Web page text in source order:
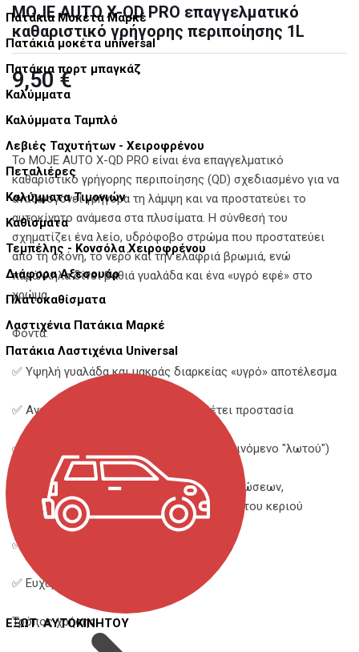
Πατάκια Μοκέτα Μαρκέ
Πατάκια μοκέτα universal
Πατάκια πορτ μπαγκάζ
Καλύμματα
Καλύμματα Ταμπλό
Λεβιές Ταχυτήτων - Χειροφρένου
Πεταλιέρες
Καλύμματα Τιμονιών
Καθίσματα
Τεμπέλης - Κονσόλα Χειροφρένου
Διάφορα Αξεσουάρ
Πλατοκαθίσματα
Λαστιχένια Πατάκια Μαρκέ
Πατάκια Λαστιχένια Universal
ΕΞΩΤ. ΑΥΤΟΚΙΝΗΤΟΥ
MOJE AUTO X-QD PRO επαγγελματικό
καθαριστικό γρήγορης περιποίησης 1L
9,50 €
Το MOJE AUTO X-QD PRO είναι ένα επαγγελματικό
καθαριστικό γρήγορης περιποίησης (QD) σχεδιασμένο για να
αναζωογονεί γρήγορα τη λάμψη και να προστατεύει το
αυτοκίνητο ανάμεσα στα πλυσίματα. Η σύνθεσή του
σχηματίζει ένα λείο, υδρόφοβο στρώμα που προστατεύει
από τη σκόνη, το νερό και την ελαφριά βρωμιά, ενώ
παράλληλα δίνει βαθιά γυαλάδα και ένα «υγρό εφέ» στο
χρώμα.
Φόντα:
✅ Υψηλή γυαλάδα και μακράς διαρκείας «υγρό» αποτέλεσμα
✅ Αναζωογονεί το χρώμα και προσθέτει προστασία
✅ Δημιουργεί ένα υδρόφοβο στρώμα (φαινόμενο "λωτού")
✅ Ασφαλές για όλους τους τύπους επιστρώσεων,
συμπεριλαμβανομένων των κεραμικών και του κεριού
✅ Δεν αφήνει σημάδια ή λεκέδες
✅ Ευχάριστο άρωμα
Τρόπος χρήσης: